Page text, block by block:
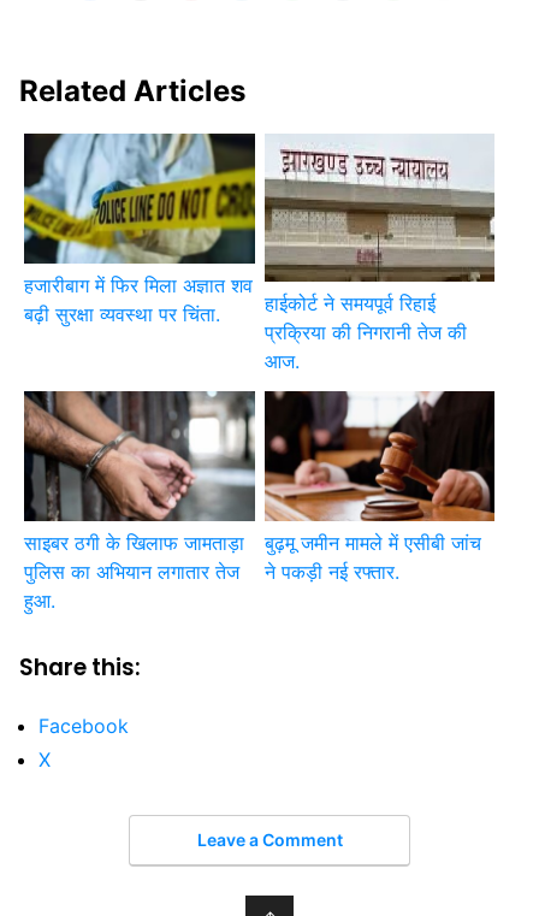
Related Articles
हजारीबाग में फिर मिला अज्ञात शव
बढ़ी सुरक्षा व्यवस्था पर चिंता.
हाईकोर्ट ने समयपूर्व रिहाई
प्रक्रिया की निगरानी तेज की
आज.
साइबर ठगी के खिलाफ जामताड़ा
पुलिस का अभियान लगातार तेज
हुआ.
बुढ़मू जमीन मामले में एसीबी जांच
ने पकड़ी नई रफ्तार.
Share this:
Facebook
X
Leave a Comment